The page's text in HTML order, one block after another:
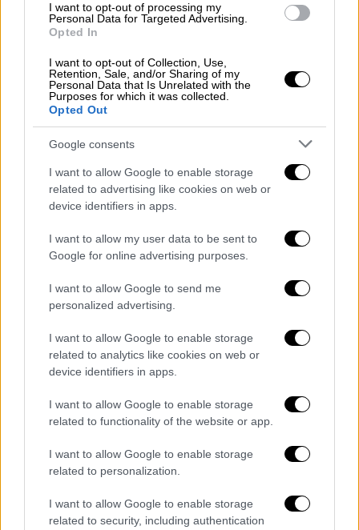
I want to opt-out of processing my
Personal Data for Targeted Advertising.
Opted In
I want to opt-out of Collection, Use,
Retention, Sale, and/or Sharing of my
Personal Data that Is Unrelated with the
Purposes for which it was collected.
Opted Out
Google consents
I want to allow Google to enable storage
related to advertising like cookies on web or
device identifiers in apps.
I want to allow my user data to be sent to
Google for online advertising purposes.
I want to allow Google to send me
personalized advertising.
I want to allow Google to enable storage
related to analytics like cookies on web or
device identifiers in apps.
I want to allow Google to enable storage
related to functionality of the website or app.
I want to allow Google to enable storage
related to personalization.
I want to allow Google to enable storage
related to security, including authentication
τουςπυροσβέστεςτα δύο άτομα χωρίς τις
αισθήσεις τους, ενώ από το
μεταφέρθηκαν στο νοσοκομείο και
ελαφρά τραυματίες.Οι γυναίκες δυστυχώς
δεν μπόρεσαν να κρατηθούν στη ζωή
dimokratiki.gr)
Τις συνθήκες του δυστυχήματος διερευνά η
Τροχαία.
Τα σχολιά σας δημοσιεύονται άμεσα με δική σας ευθύνη. Το
ΕΘΝΟΣ θα παρεμβαίνει και τα προσβλητικά σχόλια θα